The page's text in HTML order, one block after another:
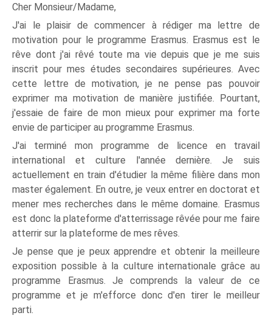
Cher Monsieur/Madame,
J'ai le plaisir de commencer à rédiger ma lettre de
motivation pour le programme Erasmus. Erasmus est le
rêve dont j'ai rêvé toute ma vie depuis que je me suis
inscrit pour mes études secondaires supérieures. Avec
cette lettre de motivation, je ne pense pas pouvoir
exprimer ma motivation de manière justifiée. Pourtant,
j'essaie de faire de mon mieux pour exprimer ma forte
envie de participer au programme Erasmus.
J'ai terminé mon programme de licence en travail
international et culture l'année dernière. Je suis
actuellement en train d'étudier la même filière dans mon
master également. En outre, je veux entrer en doctorat et
mener mes recherches dans le même domaine. Erasmus
est donc la plateforme d'atterrissage rêvée pour me faire
atterrir sur la plateforme de mes rêves.
Je pense que je peux apprendre et obtenir la meilleure
exposition possible à la culture internationale grâce au
programme Erasmus. Je comprends la valeur de ce
programme et je m'efforce donc d'en tirer le meilleur
parti.